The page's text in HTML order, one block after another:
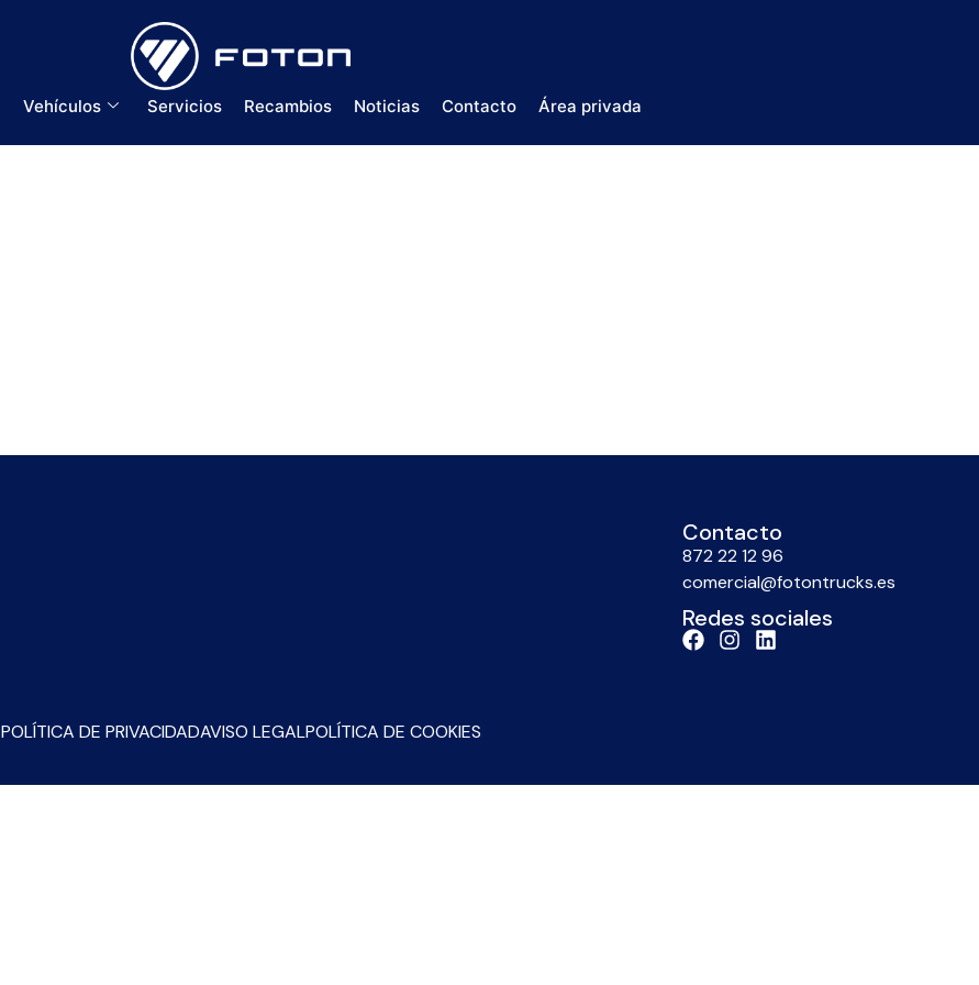
Vehículos Servicios Recambios Noticias Contacto Área privada
Contacto
872 22 12 96
comercial@fotontrucks.es
Redes sociales
POLÍTICA DE PRIVACIDADAVISO LEGALPOLÍTICA DE COOKIES